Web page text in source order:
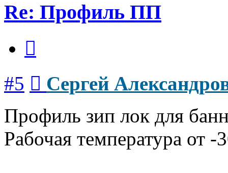
Re: Профиль ПП
#5
Сергей
Профиль зип лок для
Рабочая температура от -